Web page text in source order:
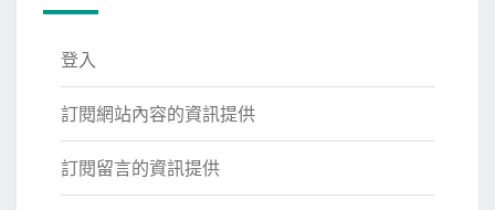
登入
訂閱網站內容的資訊提供
訂閱留言的資訊提供